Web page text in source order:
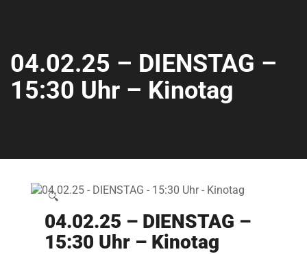
04.02.25 – DIENSTAG –
15:30 Uhr – Kinotag
🔍
04.02.25 – DIENSTAG –
15:30 Uhr – Kinotag